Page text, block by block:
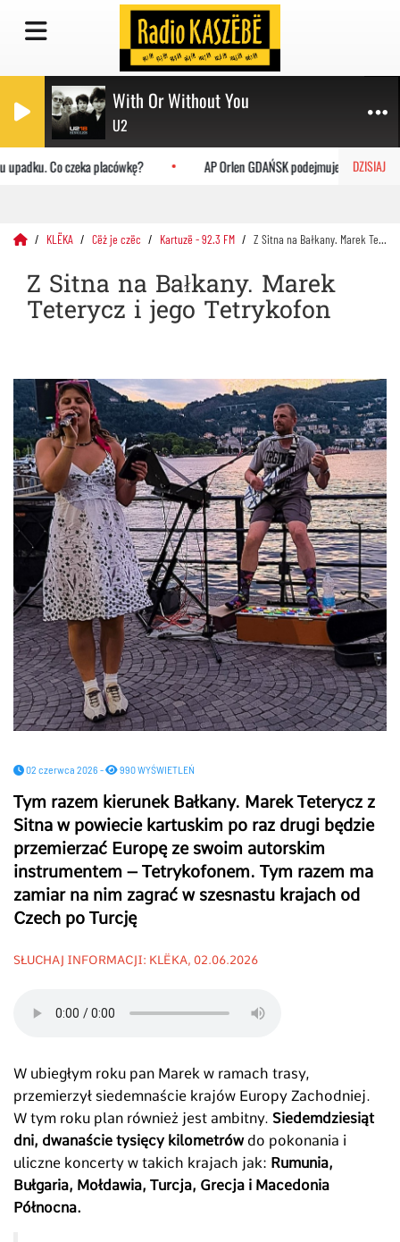
With Or Without You
U2
DZISIAJ
Co czeka placówkę? AP Orlen GDAŃSK podejmuje Uniwersytet
KLËKA Cëż je czëc Kartuzë - 92.3 FM Z Sitna na Bałkany. Marek Teterycz i jego Tetrykofon
Z Sitna na Bałkany. Marek
Teterycz i jego Tetrykofon
02 czerwca 2026 - 990 WYŚWIETLEŃ
Tym razem kierunek Bałkany. Marek Teterycz z
Sitna w powiecie kartuskim po raz drugi będzie
przemierzać Europę ze swoim autorskim
instrumentem – Tetrykofonem. Tym razem ma
zamiar na nim zagrać w szesnastu krajach od
Czech po Turcję
SŁUCHAJ INFORMACJI: KLËKA, 02.06.2026
W ubiegłym roku pan Marek w ramach trasy,
przemierzył siedemnaście krajów Europy Zachodniej.
W tym roku plan również jest ambitny. Siedemdziesiąt
dni, dwanaście tysięcy kilometrówdo pokonania i
uliczne koncerty w takich krajach jak: Rumunia,
Bułgaria, Mołdawia, Turcja, Grecja i Macedonia
Północna.